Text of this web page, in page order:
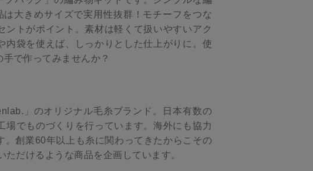
大きめサイズで実用性抜群！モチーフをつな
トがポイント。素材は軽くて扱いやすいアク
内袋を使えば、しっかりとした仕上がりに。使
で作ってみませんか？
」のオリジナル毛糸ブランド。日本有数の
でものづくりを行っています。海外にも協力
創業60年以上も糸に関わってきたからこその
だけるような商品を企画しています。